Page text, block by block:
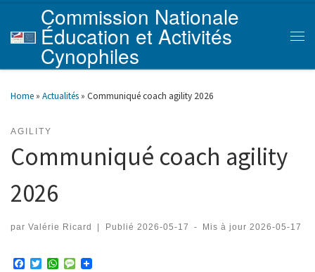
Skip to content
Commission Nationale
Éducation et Activités
Cynophiles
Home » Actualités » Communiqué coach agility 2026
AGILITY
Communiqué coach agility
2026
par Valérie Ricard Publié 2026-05-17 - Mis à jour 2026-05-17
T
W
M